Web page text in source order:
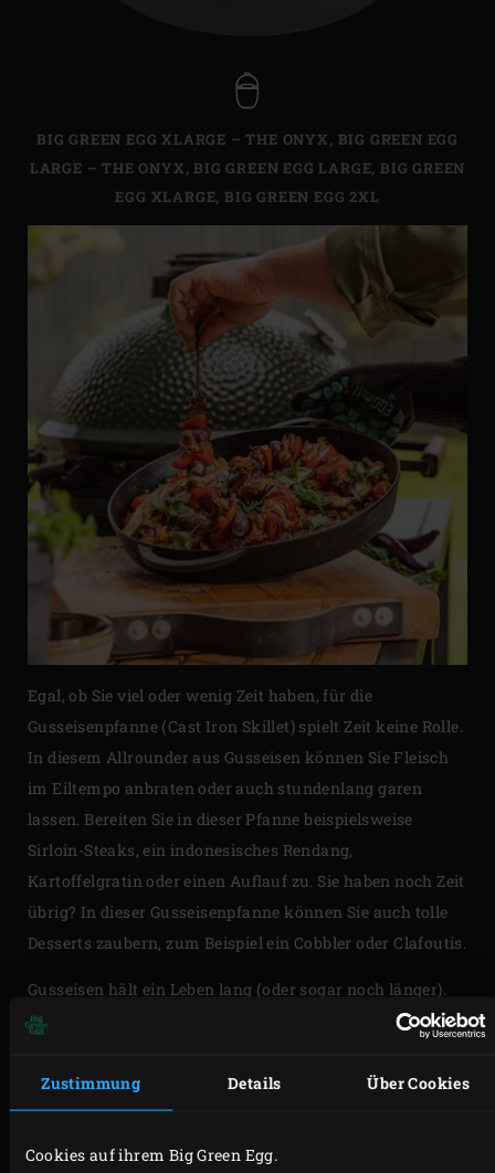
Zustimmung Details Über Cookies
Cookies auf ihrem Big Green Egg.
BIG GREEN EGG XLARGE – THE ONYX, BIG GREEN EGG
LARGE – THE ONYX,BIG GREEN EGG LARGE,BIG GREEN
EGG XLARGE, BIG GREEN EGG 2XL
Egal, ob Sie viel oder wenig Zeit haben, für die
Gusseisenpfanne (Cast Iron Skillet) spielt Zeit keine Rolle.
In diesem Allrounder aus Gusseisen können Sie Fleisch
im Eiltempo anbraten oder auch stundenlang garen
lassen. Bereiten Sie in dieser Pfanne beispielsweise
Sirloin-Steaks, ein indonesisches Rendang,
Kartoffelgratin oder einen Auflauf zu. Sie haben noch Zeit
übrig? In dieser Gusseisenpfanne können Sie auch tolle
Desserts zaubern, zum Beispiel ein Cobbler oder Clafoutis.
Gusseisen hält ein Leben lang (oder sogar noch länger).
Es hält sehr hohe Temperaturen aus und leitet die
heiß wird. Unverzichtbar beim Pfannenrühren, Braten,
Garen und Dünsten. Die Gusseisenpfanne hat zwei